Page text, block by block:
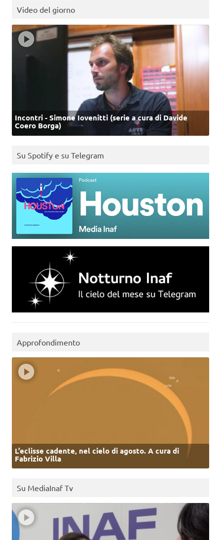
Video del giorno
Incontri - Simone Iovenitti (serie a cura di Davide
Coero Borga)
Su Spotify e su Telegram
Approfondimento
L’eclisse cadente, nel cielo di agosto. A cura di
Fabrizio Villa
Su MediaInaf Tv